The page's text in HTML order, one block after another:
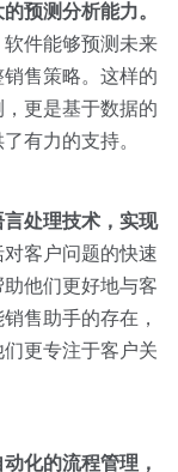
预测分析能力。
件能够预测未来
售策略。这样的
更是基于数据的
有力的支持。
处理技术，实现
客户问题的快速
他们更好地与客
售助手的存在，
更专注于客户关
化的流程管理，